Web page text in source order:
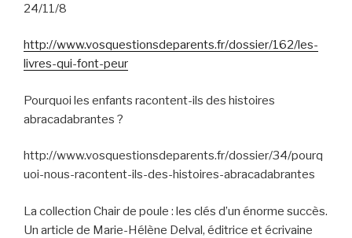
24/11/8
http://www.vosquestionsdeparents.fr/dossier/162/les-
livres-qui-font-peur
Pourquoi les enfants racontent-ils des histoires
abracadabrantes ?
http://www.vosquestionsdeparents.fr/dossier/34/pourq
uoi-nous-racontent-ils-des-histoires-abracadabrantes
La collection Chair de poule : les clés d’un énorme succès.
Un article de Marie-Hélène Delval, éditrice et écrivaine